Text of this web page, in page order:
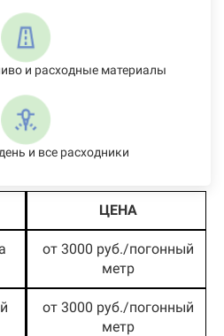
и расходные материалы
и все расходники
ЦЕНА
от 3000 руб./погонный
метр
от 3000 руб./погонный
метр